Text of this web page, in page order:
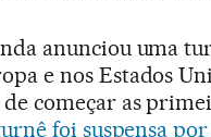
anunciou uma
e nos Estados
começar as
foi suspensa por